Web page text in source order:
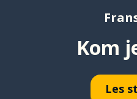
Kom
Les